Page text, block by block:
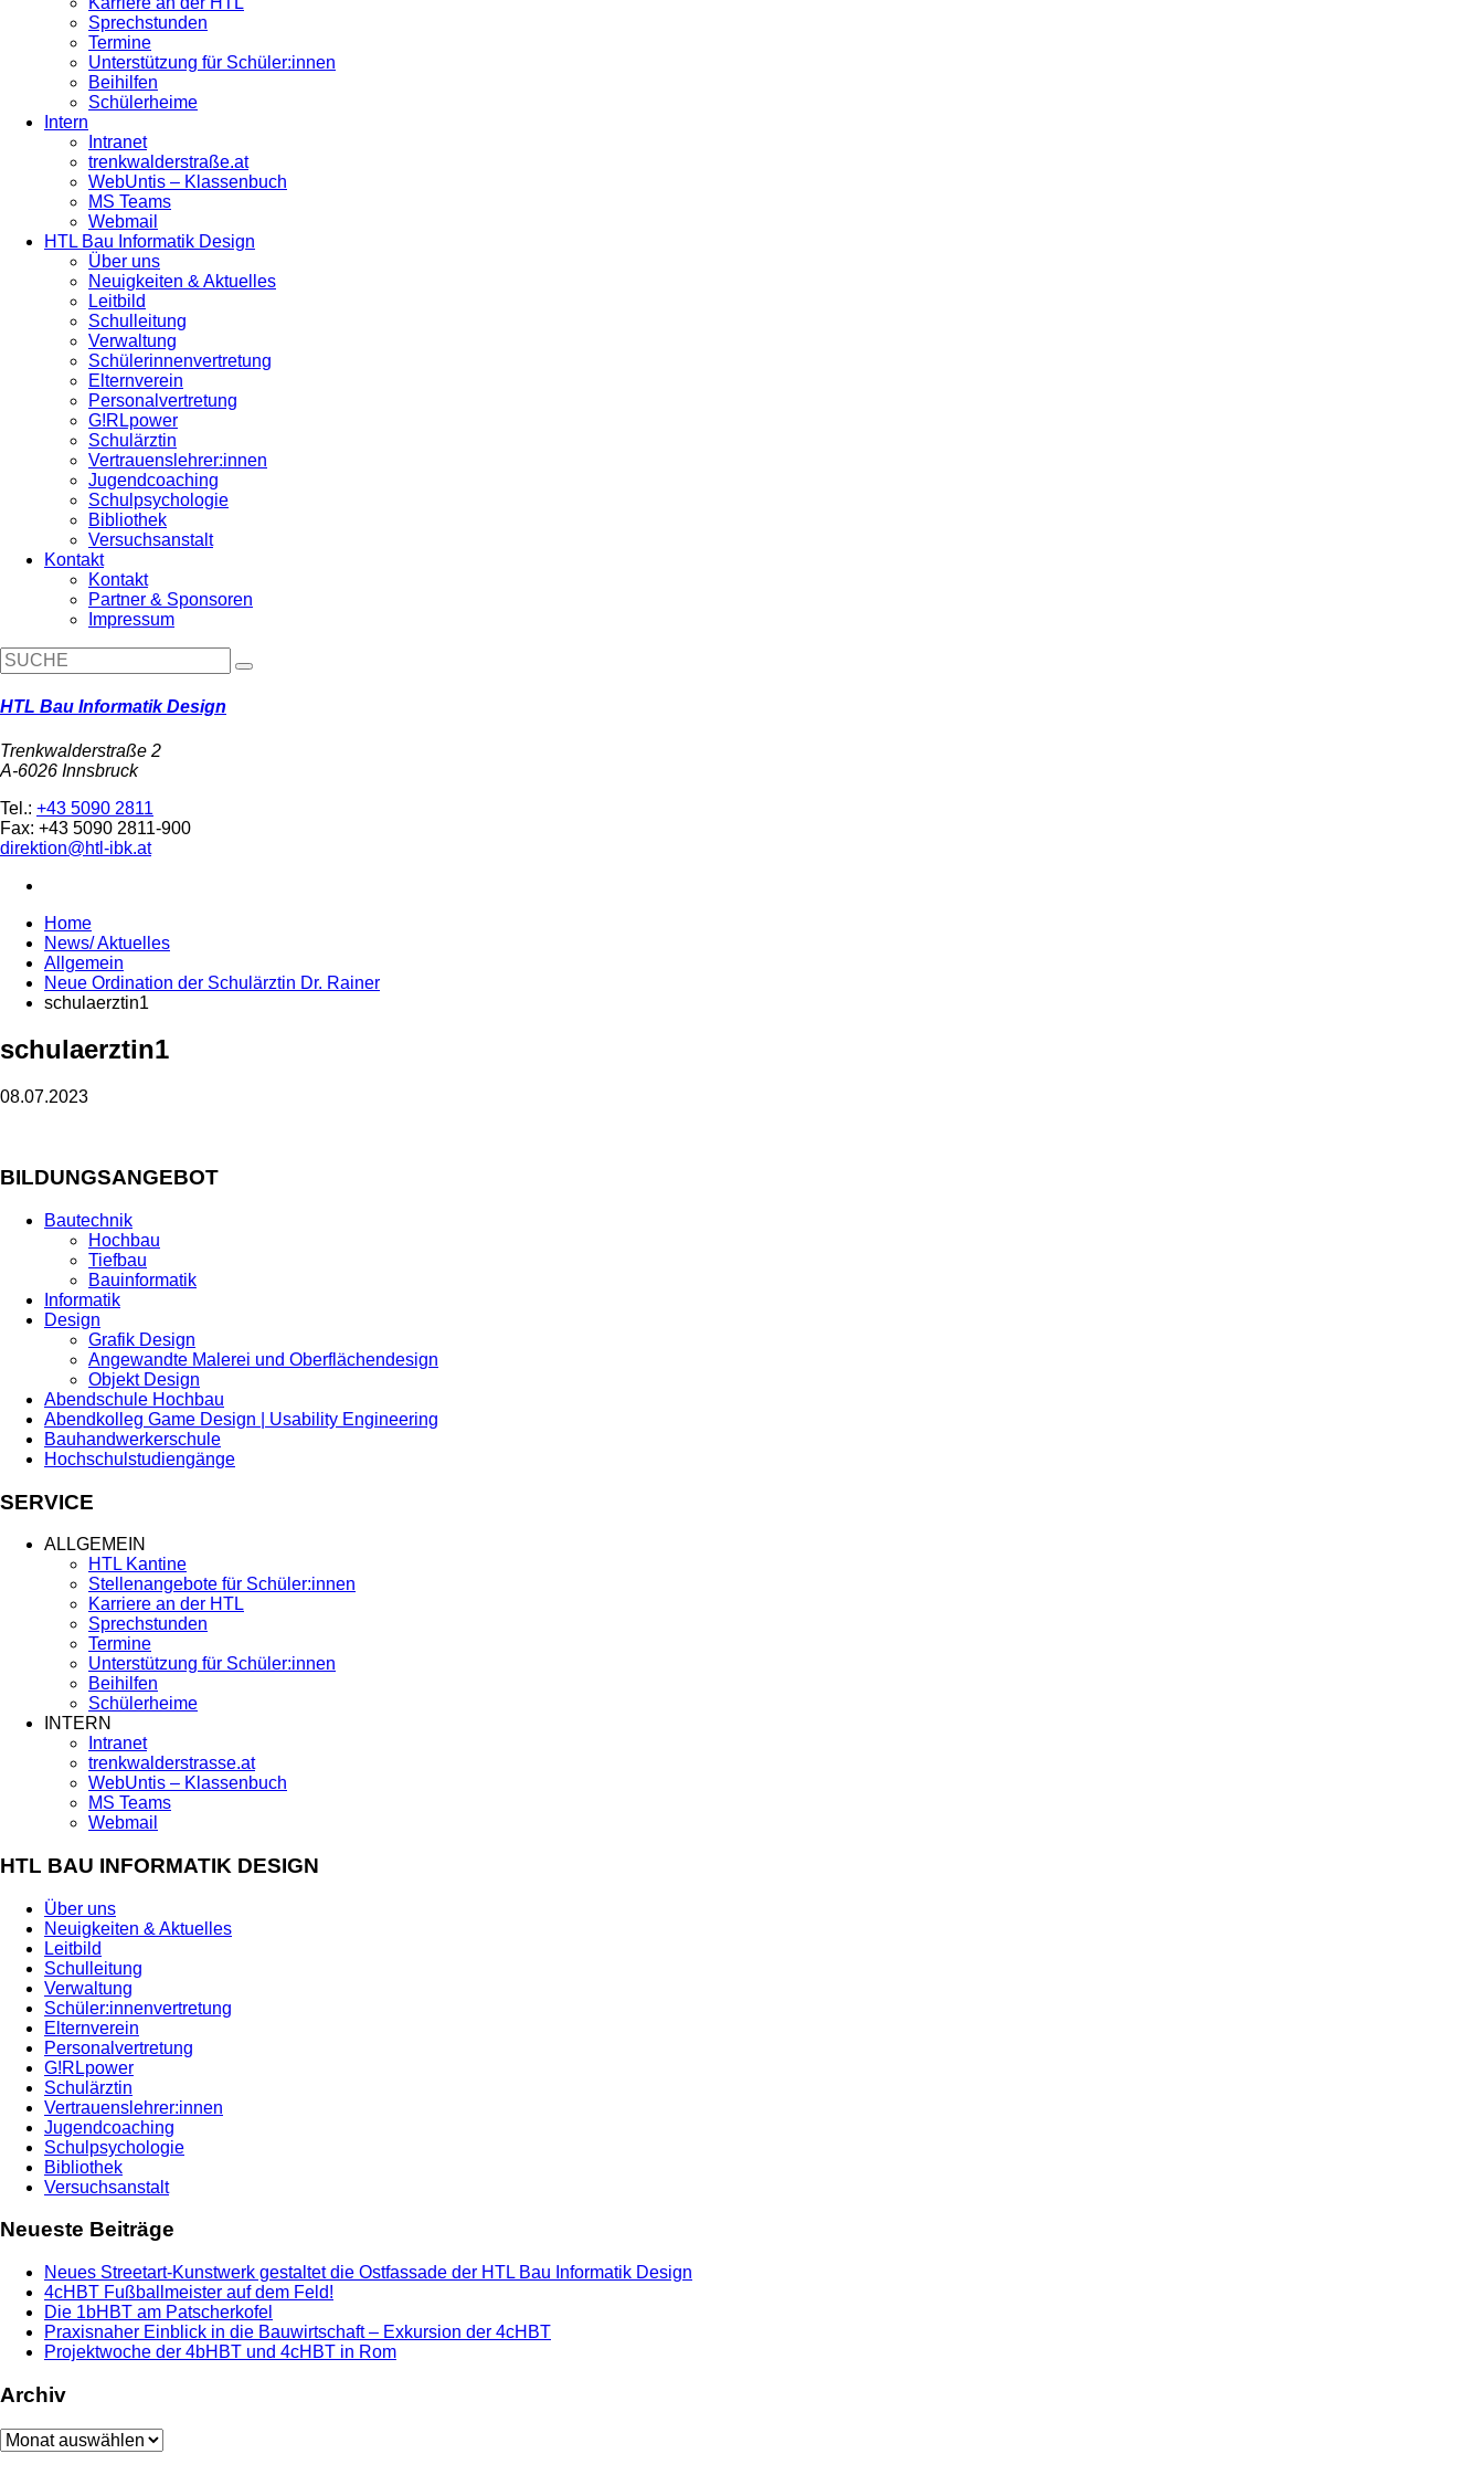
Sprechstunden
Termine
Unterstützung für Schüler:innen
Beihilfen
Schülerheime
Intern
Intranet
trenkwalderstraße.at
WebUntis – Klassenbuch
MS Teams
Webmail
HTL Bau Informatik Design
Über uns
Neuigkeiten & Aktuelles
Leitbild
Schulleitung
Verwaltung
Schülerinnenvertretung
Elternverein
Personalvertretung
G!RLpower
Schulärztin
Vertrauenslehrer:innen
Jugendcoaching
Schulpsychologie
Bibliothek
Versuchsanstalt
Kontakt
Kontakt
Partner & Sponsoren
Impressum
HTL Bau Informatik Design
Trenkwalderstraße 2
A-6026 Innsbruck
Tel.: +43 5090 2811
Fax: +43 5090 2811-900
direktion@htl-ibk.at
Home
News/ Aktuelles
Allgemein
Neue Ordination der Schulärztin Dr. Rainer
schulaerztin1
schulaerztin1
08.07.2023
BILDUNGSANGEBOT
Bautechnik
Hochbau
Tiefbau
Bauinformatik
Informatik
Design
Grafik Design
Angewandte Malerei und Oberflächendesign
Objekt Design
Abendschule Hochbau
Abendkolleg Game Design | Usability Engineering
Bauhandwerkerschule
Hochschulstudiengänge
SERVICE
ALLGEMEIN
HTL Kantine
Stellenangebote für Schüler:innen
Karriere an der HTL
Sprechstunden
Termine
Unterstützung für Schüler:innen
Beihilfen
Schülerheime
INTERN
Intranet
trenkwalderstrasse.at
WebUntis – Klassenbuch
MS Teams
Webmail
HTL BAU INFORMATIK DESIGN
Über uns
Neuigkeiten & Aktuelles
Leitbild
Schulleitung
Verwaltung
Schüler:innenvertretung
Elternverein
Personalvertretung
G!RLpower
Schulärztin
Vertrauenslehrer:innen
Jugendcoaching
Schulpsychologie
Bibliothek
Versuchsanstalt
Neueste Beiträge
Neues Streetart-Kunstwerk gestaltet die Ostfassade der HTL Bau Informatik Design
4cHBT Fußballmeister auf dem Feld!
Die 1bHBT am Patscherkofel
Praxisnaher Einblick in die Bauwirtschaft – Exkursion der 4cHBT
Projektwoche der 4bHBT und 4cHBT in Rom
Archiv
Archiv